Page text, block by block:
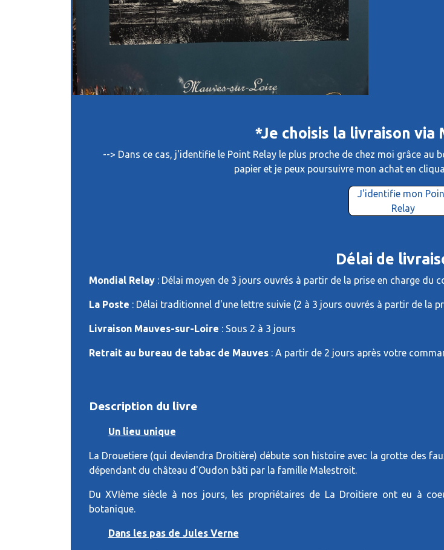
*Je choisis la livraison via
--> Dans ce cas, j'identifie le Point Relay le plus proche de chez moi grâce
papier et je peux poursuivre mon achat en
J'identifie mon
Relay
Délai de
Mondial Relay: Délai moyen de 3 jours ouvrés à partir de la prise en charge du
La Poste : Délai traditionnel d'une lettre suivie (2 à 3 jours ouvrés à partir de la
Livraison Mauves-sur-Loire : Sous 2 à 3 jours
Retrait au bureau de tabac de Mauves: A partir de 2 jours après votre
Description du livre
Un lieu unique
La Drouetiere (qui deviendra Droitière) débute son histoire avec la grotte des
dépendant du château d'Oudon bâti par la famille Malestroit.
Du XVIème siècle à nos jours, les propriétaires de La Droitiere ont eu à
botanique.
Dans les pas de Jules Verne